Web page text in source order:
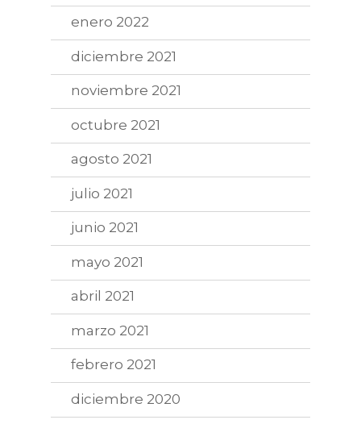
enero 2022
diciembre 2021
noviembre 2021
octubre 2021
agosto 2021
julio 2021
junio 2021
mayo 2021
abril 2021
marzo 2021
febrero 2021
diciembre 2020